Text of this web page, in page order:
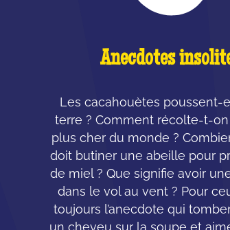
Anecdotes
Les cacahouètes poussent-
terre ? Comment récolte-t-
plus cher du monde ?
doit butiner une abeille pour
de miel ? Que signifie avoir
dans le vol au vent ? Pour
toujours l’anecdote qui